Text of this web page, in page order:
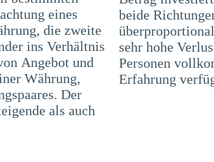
eines
die zweite
ins Verhältnis
Angebot und
Währung,
Der
als auch
beide
sehr hohe
Personen
Erfahrung